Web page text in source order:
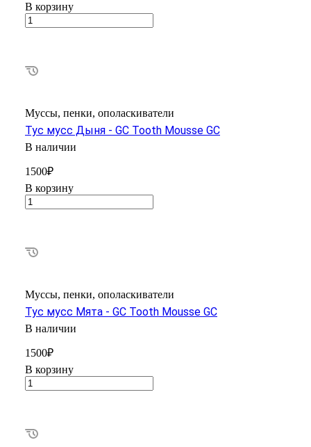
В корзину
Муссы, пенки, ополаскиватели
Тус мусс Дыня - GC Tooth Mousse GC
В наличии
1500₽
В корзину
Муссы, пенки, ополаскиватели
Тус мусс Мята - GC Tooth Mousse GC
В наличии
1500₽
В корзину